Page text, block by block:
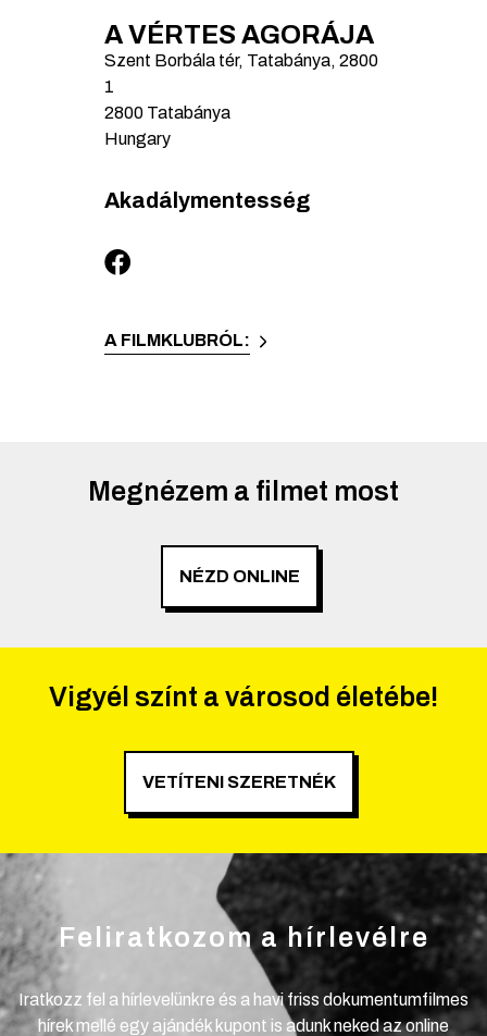
A VÉRTES AGORÁJA
Szent Borbála tér, Tatabánya, 2800
1
2800 Tatabánya
Hungary
Akadálymentesség
A FILMKLUBRÓL:
Megnézem a filmet most
NÉZD ONLINE
Vigyél színt a városod életébe!
VETÍTENI SZERETNÉK
Feliratkozom a hírlevélre
Iratkozz fel a hírlevelünkre és a havi friss dokumentumfilmes
hírek mellé egy ajándék kupont is adunk neked az online